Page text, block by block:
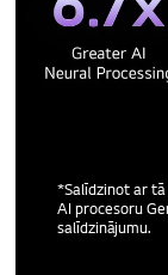
*Salīdzinot ar tā
AI procesoru
salīdzinājumu.